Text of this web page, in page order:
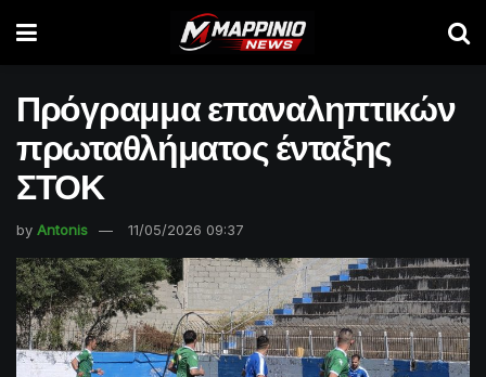
Πρόγραμμα επαναληπτικών
πρωταθλήματος ένταξης
ΣΤΟΚ
by Antonis 11/05/2026 09:37